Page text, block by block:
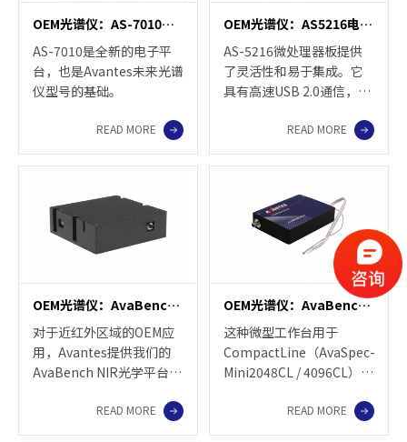
OEM光谱仪：AS-7010电路板
AS-7010是全新的电子平
台，也是Avantes未来光谱
仪型号的基础。
READ MORE
OEM光谱仪：AS5216电路板
AS-5216微处理器板提供
了灵活性和易于集成。它
具有高速USB 2.0通信，可
READ MORE
OEM光谱仪：AvaBench近红外光学平台
对于近红外区域的OEM应
用，Avantes提供我们的
AvaBench NIR光学平台系
台可在1000至1750 nm范
围内用于非制冷探测器。
READ MORE
OEM光谱仪：AvaBench-Mini
这种微型工作台用于
CompactLine（AvaSpec-
Mini2048CL / 4096CL），
在现有系统和手持设备中
进行OEM集成的选择。
READ MORE